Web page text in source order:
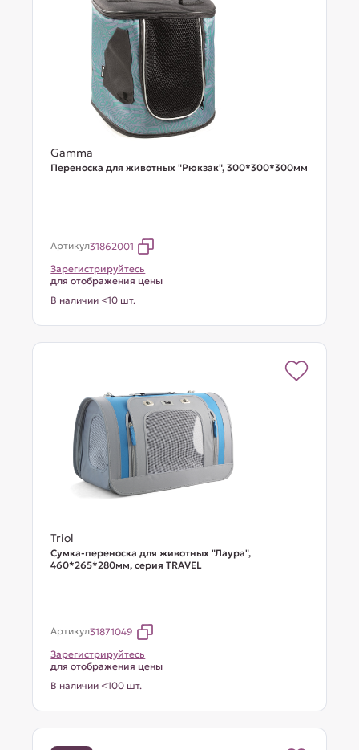
Gamma
Переноска для животных "Рюкзак", 300*300*300мм
Артикул31862001
Зарегистрируйтесь
для отображения цены
В наличии <10 шт.
Triol
Сумка-переноска для животных "Лаура",
460*265*280мм, серия TRAVEL
Артикул31871049
Зарегистрируйтесь
для отображения цены
В наличии <100 шт.